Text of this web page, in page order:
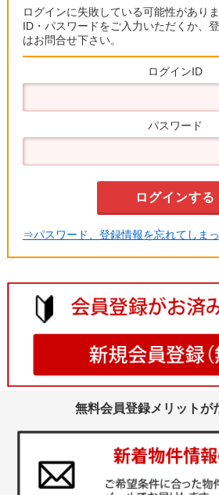
ログインに失敗している可能性があり
ID・パスワードをご入力いただくか、
はお問合せ下さい。
ログインID
パスワード
⇒パスワード、登録情報を忘れてしま
無料会員登録メリットが